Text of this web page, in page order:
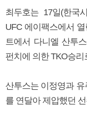
최두호는 17일(한국
UFC 에이팩스에서
트에서 다니엘 산투
펀치에 의한 TKO승리
산투스는 이정영과
를 연달아 제압했던